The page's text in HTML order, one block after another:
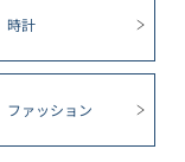
時計
ファッション